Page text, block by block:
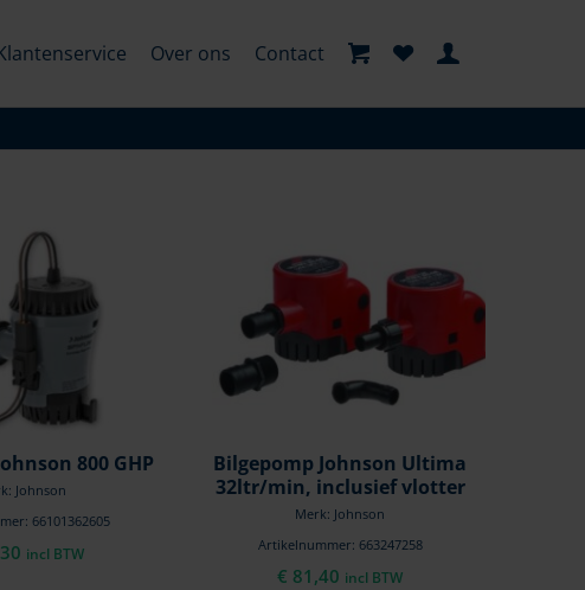
Over ons Contact
800 GHP
Johnson
66101362605
incl BTW
Bilgepomp Johnson Ultima
32ltr/min, inclusief vlotter
Merk: Johnson
Artikelnummer: 663247258
€ 81,40 incl BTW